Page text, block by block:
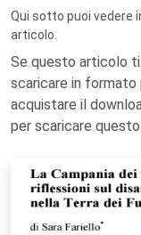
Qui sotto puoi vedere
articolo.
Se questo articolo
scaricare in formato
acquistare il
per scaricare